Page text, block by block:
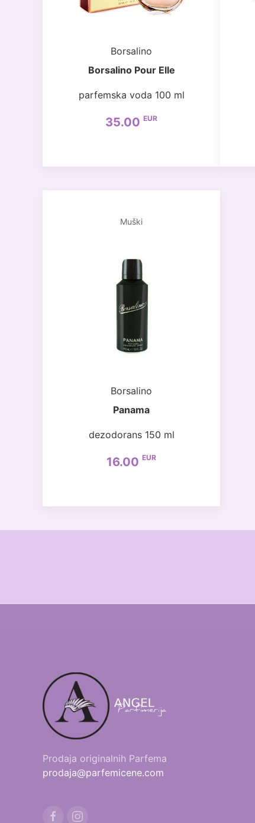
Borsalino
Borsalino Pour Elle
parfemska voda 100 ml
35.00 EUR
Muški
Borsalino
Panama
dezodorans 150 ml
16.00 EUR
Prodaja originalnih Parfema
prodaja@parfemicene.com